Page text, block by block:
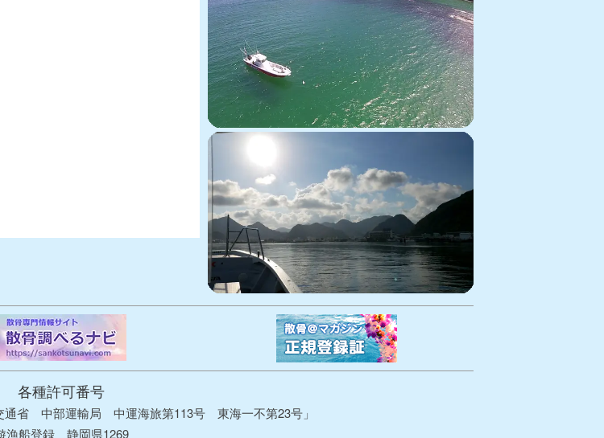
各種許可番号
通省 中部運輸局 中運海旅第113号 東海一不第23号」
漁船登録 静岡県1269